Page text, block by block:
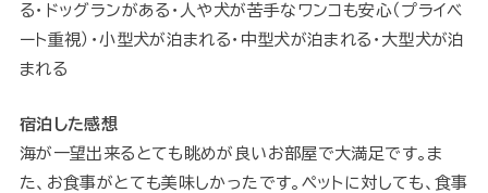
る・ドッグランがある・人や犬が苦手なワンコも安心（プライベ
ート重視）・小型犬が泊まれる・中型犬が泊まれる・大型犬が泊
まれる
宿泊した感想
海が一望出来るとても眺めが良いお部屋で大満足です。ま
た、お食事がとても美味しかったです。ペットに対しても、食事